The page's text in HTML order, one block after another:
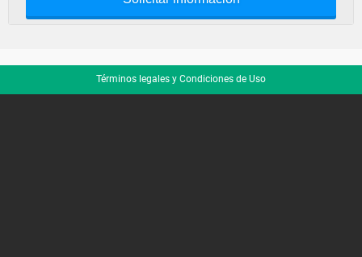
Términos legales y Condiciones de Uso